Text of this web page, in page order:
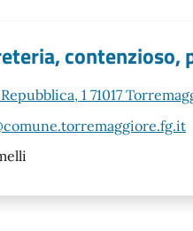
contenzioso,
1 71017